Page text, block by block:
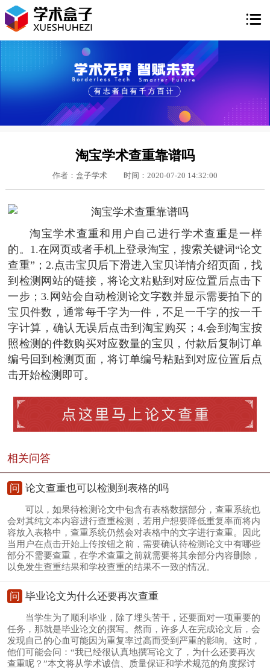

淘宝学术查重靠谱吗
作者：盒子学术 时间：2020-07-20 14:32:00
淘宝学术查重和用户自己进行学术查重是一样
的。1.在网页或者手机上登录淘宝，搜索关键词“论文
查重”；2.点击宝贝后下滑进入宝贝详情介绍页面，找
到检测网站的链接，将论文粘贴到对应位置后点击下
一步；3.网站会自动检测论文字数并显示需要拍下的
宝贝件数，通常每千字为一件，不足一千字的按一千
字计算，确认无误后点击到淘宝购买；4.会到淘宝按
照检测的件数购买对应数量的宝贝，付款后复制订单
编号回到检测页面，将订单编号粘贴到对应位置后点
击开始检测即可。
相关问答
问 论文查重也可以检测到表格的吗
可以，如果待检测论文中包含有表格数据部分，查重系统也
会对其纯文本内容进行查重检测，若用户想要降低重复率而将内
容放入表格中，查重系统仍然会对表格中的文字进行查重。因此
当用户在点击开始上传按钮之前，需要确认待检测论文中有哪些
部分不需要查重，在学术查重之前就需要将其余部分内容删除，
以免发生查重结果和学校查重的结果不一致的情况。
问 毕业论文为什么还要再次查重
当学生为了顺利毕业，除了埋头苦干，还要面对一项重要的
任务，那就是毕业论文的撰写。然而，许多人在完成论文后，会
发现自己的心血可能因为重复率过高而受到严重的影响。这时，
他们可能会问：“我已经很认真地撰写论文了，为什么还要再次
查重呢？”本文将从学术诚信、质量保证和学术规范的角度探讨